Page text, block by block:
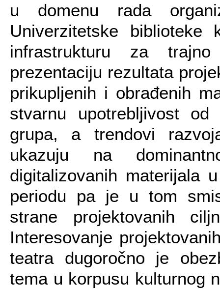
u domenu rada
Univerzitetske
infrastrukturu za
prezentaciju rezultata
prikupljenih i obrađenih
stvarnu upotrebljivost
grupa, a trendovi
ukazuju na
digitalizovanih materijala
periodu pa je u tom
strane projektovanih
Interesovanje
teatra dugoročno je
tema u korpusu kulturnog